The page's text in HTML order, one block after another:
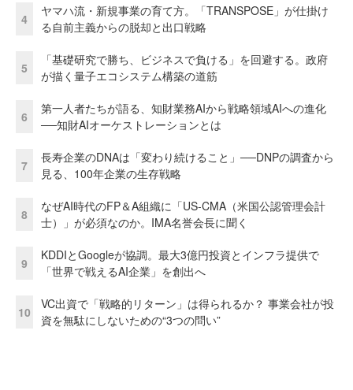
4
ヤマハ流・新規事業の育て方。「TRANSPOSE」が仕掛け
る自前主義からの脱却と出口戦略
5
「基礎研究で勝ち、ビジネスで負ける」を回避する。政府
が描く量子エコシステム構築の道筋
6
第一人者たちが語る、知財業務AIから戦略領域AIへの進化
──知財AIオーケストレーションとは
7
長寿企業のDNAは「変わり続けること」──DNPの調査から
見る、100年企業の生存戦略
8
なぜAI時代のFP＆A組織に「US-CMA（米国公認管理会計
士）」が必須なのか。IMA名誉会長に聞く
9
KDDIとGoogleが協調。最大3億円投資とインフラ提供で
「世界で戦えるAI企業」を創出へ
10
VC出資で「戦略的リターン」は得られるか？ 事業会社が投
資を無駄にしないための“3つの問い”